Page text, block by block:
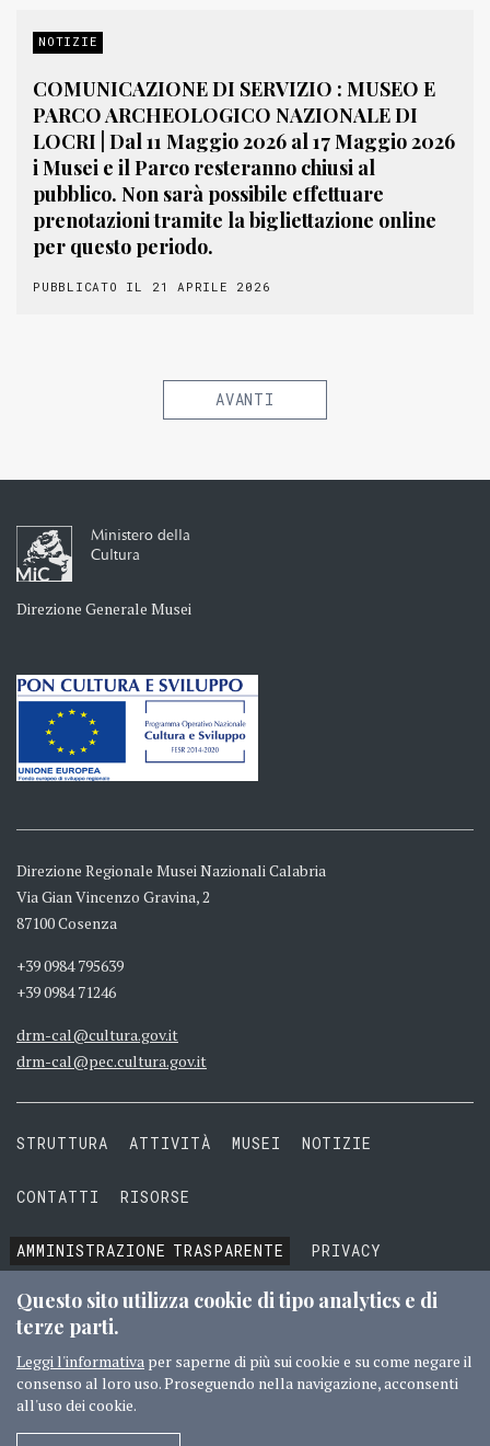
NOTIZIE
COMUNICAZIONE DI SERVIZIO : MUSEO E
PARCO ARCHEOLOGICO NAZIONALE DI
LOCRI | Dal 11 Maggio 2026 al 17 Maggio 2026
i Musei e il Parco resteranno chiusi al
pubblico. Non sarà possibile effettuare
prenotazioni tramite la bigliettazione online
per questo periodo.
PUBBLICATO IL 21 APRILE 2026
AVANTI
Ministero della
Cultura
Direzione Generale Musei
Direzione Regionale Musei Nazionali Calabria
Via Gian Vincenzo Gravina, 2
87100 Cosenza
+39 0984 795639
+39 0984 71246
drm-cal@cultura.gov.it
drm-cal@pec.cultura.gov.it
STRUTTURA ATTIVITÀ MUSEI NOTIZIE
CONTATTI RISORSE
AMMINISTRAZIONE TRASPARENTE
PRIVACY
COOKIE
TERMINI E CONDIZIONI
© 2016 MIBACT TUTTI I DIRITTI RISERVATI CREDITI
Questo sito utilizza cookie di tipo analytics e di
terze parti.
Leggi l'informativa per saperne di più sui cookie e su come negare il
consenso al loro uso. Proseguendo nella navigazione, acconsenti
all'uso dei cookie.